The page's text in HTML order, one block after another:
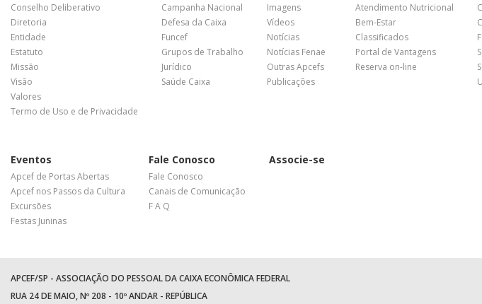
Conselho Deliberativo
Diretoria
Entidade
Estatuto
Missão
Visão
Valores
Termo de Uso e de Privacidade
Campanha Nacional
Defesa da Caixa
Funcef
Grupos de Trabalho
Jurídico
Saúde Caixa
Imagens
Vídeos
Notícias
Notícias Fenae
Outras Apcefs
Publicações
Atendimento Nutricional
Bem-Estar
Classificados
Portal de Vantagens
Reserva on-line
Eventos
Apcef de Portas Abertas
Apcef nos Passos da Cultura
Excursões
Festas Juninas
Fale Conosco
Fale Conosco
Canais de Comunicação
F A Q
Associe-se
APCEF/SP - ASSOCIAÇÃO DO PESSOAL DA CAIXA ECONÔMICA FEDERAL
RUA 24 DE MAIO, Nº 208 - 10º ANDAR - REPÚBLICA